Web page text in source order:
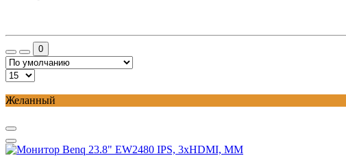
0
Желанный